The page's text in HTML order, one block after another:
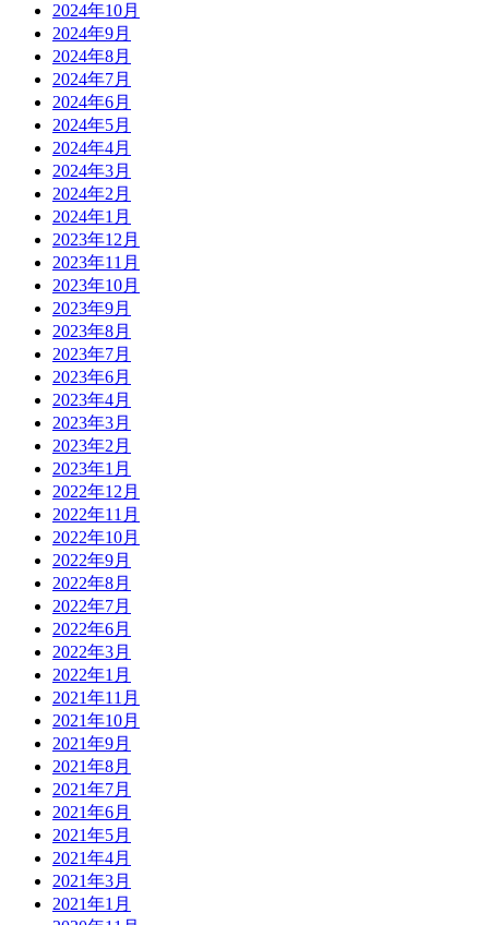
2024年10月
2024年9月
2024年8月
2024年7月
2024年6月
2024年5月
2024年4月
2024年3月
2024年2月
2024年1月
2023年12月
2023年11月
2023年10月
2023年9月
2023年8月
2023年7月
2023年6月
2023年4月
2023年3月
2023年2月
2023年1月
2022年12月
2022年11月
2022年10月
2022年9月
2022年8月
2022年7月
2022年6月
2022年3月
2022年1月
2021年11月
2021年10月
2021年9月
2021年8月
2021年7月
2021年6月
2021年5月
2021年4月
2021年3月
2021年1月